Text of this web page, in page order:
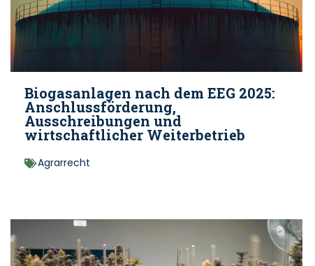
Biogasanlagen nach dem EEG 2025:
Anschlussförderung,
Ausschreibungen und
wirtschaftlicher Weiterbetrieb
Agrarrecht